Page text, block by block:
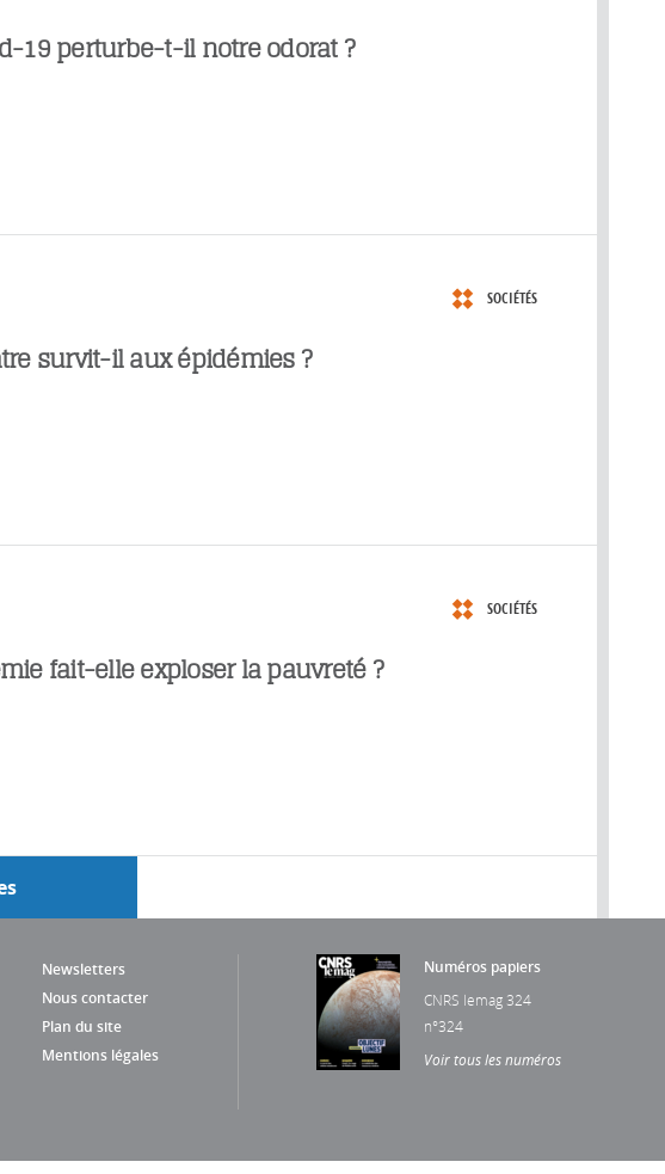
19 perturbe-t-il notre odorat ?
SOCIÉTÉS
survit-il aux épidémies ?
SOCIÉTÉS
fait-elle exploser la pauvreté ?
Newsletters
Nous contacter
Plan du site
Mentions légales
Numéros papiers
CNRS lemag 324
n°324
Voir tous les numéros